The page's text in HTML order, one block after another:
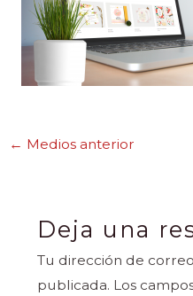
← Medios anterior
Deja una
Tu dirección de
publicada. Los